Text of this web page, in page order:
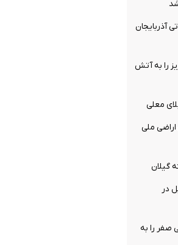
آذربایجان
را به آتش
اراضی ملی
گیلان
در
صفر را به